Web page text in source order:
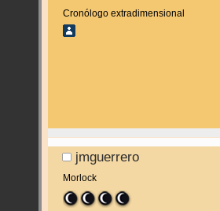
Cronólogo extradimensional
jmguerrero
Morlock